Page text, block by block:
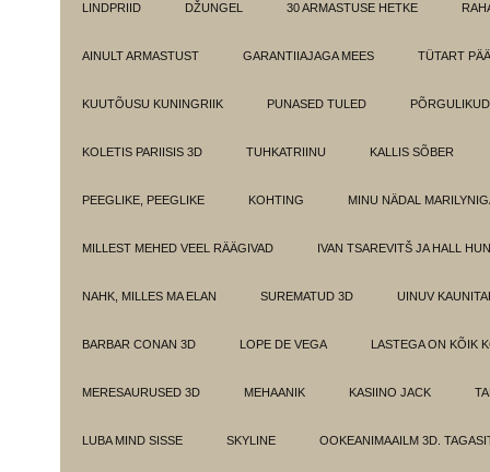
LINDPRIID DŽUNGEL 30 ARMASTUSE HETKE
AINULT ARMASTUST GARANTIIAJAGA MEES TÜTART
KUUTÕUSU KUNINGRIIK PUNASED TULED
KOLETIS PARIISIS 3D TUHKATRIINU KALLIS SÕBER
PEEGLIKE, PEEGLIKE KOHTING MINU NÄDAL
MILLEST MEHED VEEL RÄÄGIVAD IVAN TSAREVITŠ JA HALL
NAHK, MILLES MA ELAN SUREMATUD 3D UINUV
BARBAR CONAN 3D LOPE DE VEGA LASTEGA ON KÕIK
MERESAURUSED 3D MEHAANIK KASIINO JACK
LUBA MIND SISSE SKYLINE OOKEANIMAAILM 3D.